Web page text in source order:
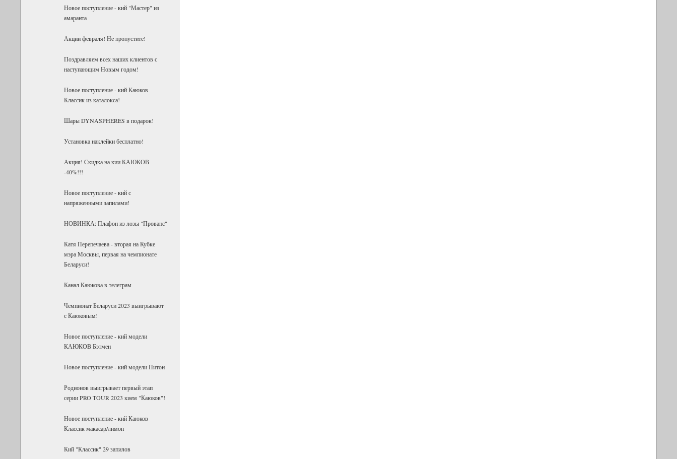
Новое поступление - кий "Мастер" из
амаранта
Акции февраля! Не пропустите!
Поздравляем всех наших клиентов с
наступающим Новым годом!
Новое поступление - кий Каюков
Классик из каталокса!
Шары DYNASPHERES в подарок!
Установка наклейки бесплатно!
Акция! Скидка на кии КАЮКОВ
-40%!!!
Новое поступление - кий с
напряженными запилами!
НОВИНКА: Плафон из лозы "Прованс"
Катя Перепечаева - вторая на Кубке
мэра Москвы, первая на чемпионате
Беларуси!
Канал Каюкова в телеграм
Чемпионат Беларуси 2023 выигрывают
с Каюковым!
Новое поступление - кий модели
КАЮКОВ Бэтмен
Новое поступление - кий модели Питон
Родионов выигрывает первый этап
серии PRO TOUR 2023 кием "Каюков"!
Новое поступление - кий Каюков
Классик макасар/лимон
Кий "Классик" 29 запилов